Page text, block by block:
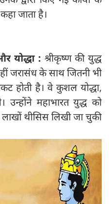
जाता है।
योद्धा : श्रीकृष्‍ण की युद्ध
जरासंध के साथ जितनी भी
होती है। वे कुशल योद्धा,
उन्होंने महाभारत युद्ध को
थीसिस लिखी जा चुकी